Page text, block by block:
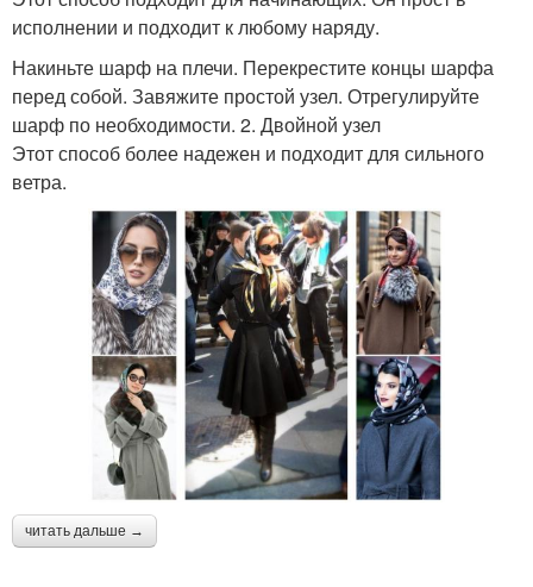
исполнении и подходит к любому наряду.
Накиньте шарф на плечи. Перекрестите концы шарфа
перед собой. Завяжите простой узел. Отрегулируйте
шарф по необходимости. 2. Двойной узел
Этот способ более надежен и подходит для сильного
ветра.
читать дальше →